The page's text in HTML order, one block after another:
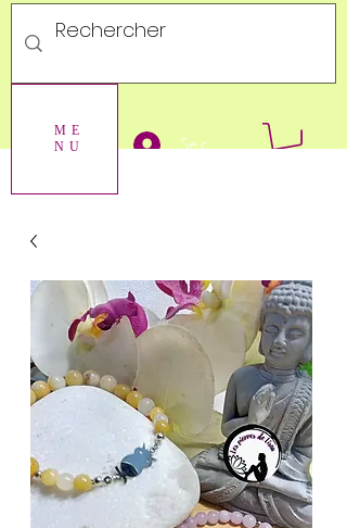
ME
NU
Se connecter